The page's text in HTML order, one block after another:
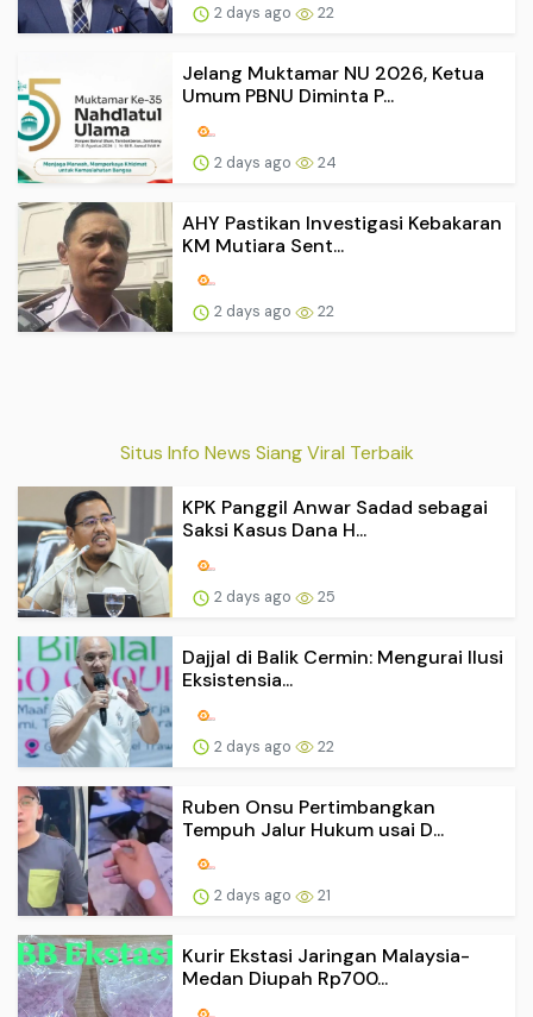
2 days ago 22
Jelang Muktamar NU 2026, Ketua
Umum PBNU Diminta P...
2 days ago 24
AHY Pastikan Investigasi Kebakaran
KM Mutiara Sent...
2 days ago 22
Situs Info News Siang Viral Terbaik
KPK Panggil Anwar Sadad sebagai
Saksi Kasus Dana H...
2 days ago 25
Dajjal di Balik Cermin: Mengurai Ilusi
Eksistensia...
2 days ago 22
Ruben Onsu Pertimbangkan
Tempuh Jalur Hukum usai D...
2 days ago 21
Kurir Ekstasi Jaringan Malaysia-
Medan Diupah Rp700...